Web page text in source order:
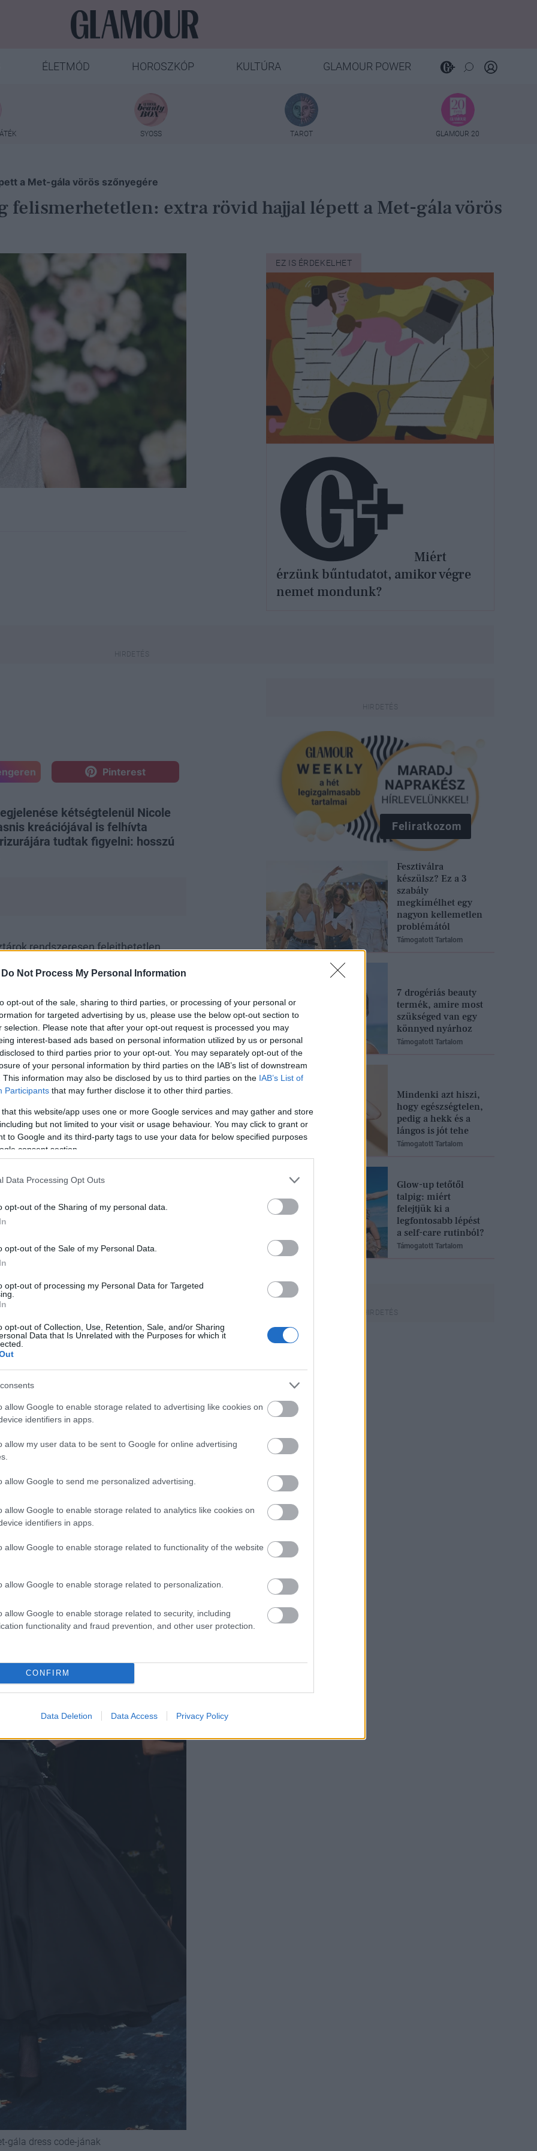
Do Not Process My Personal Information
opt-out of the sale, sharing to third parties, or processing of your personal or
for targeted advertising by us, please use the below opt-out section to
selection. Please note that after your opt-out request is processed you may
interest-based ads based on personal information utilized by us or personal
to third parties prior to your opt-out. You may separately opt-out of the
of your personal information by third parties on the IAB’s list of downstream
This information may also be disclosed by us to third parties on the IAB’s List of
Participants that may further disclose it to other third parties.
that this website/app uses one or more Google services and may gather and store
but not limited to your visit or usage behaviour. You may click to grant or
to Google and its third-party tags to use your data for below specified purposes
consent section.
Data Processing Opt Outs
opt-out of the Sharing of my personal data.
opt-out of the Sale of my Personal Data.
opt-out of processing my Personal Data for Targeted
opt-out of Collection, Use, Retention, Sale, and/or Sharing
Data that Is Unrelated with the Purposes for which it
allow Google to enable storage related to advertising like cookies on
identifiers in apps.
allow my user data to be sent to Google for online advertising
allow Google to send me personalized advertising.
allow Google to enable storage related to analytics like cookies on
identifiers in apps.
allow Google to enable storage related to functionality of the website
allow Google to enable storage related to personalization.
allow Google to enable storage related to security, including
functionality and fraud prevention, and other user protection.
CONFIRM
Data Deletion Data Access Privacy Policy
ÉLETMÓD HOROSZKÓP KULTÚRA GLAMOUR POWER
SYOSS TAROT GLAMOUR 20
a Met-gála vörös szőnyegére
extra rövid hajjal lépett a Met-gála vörös
EZ IS ÉRDEKELHET
Miért
érzünk bűntudatot, amikor végre
nemet mondunk?
Pinterest
kétségtelenül Nicole
kreációjával is felhívta
tudtak figyelni: hosszú
rendszeresen felejthetetlen
szőke fürtökkel pózolt a
pixie fazonnal hódított.
nem véletlen, hogy a színésznő a
a dandyzmushoz köré épült, ami
eleganciát, vagányságot, különleges
nélküli, masnis Balenciaga
gála dress code-jának
Feliratkozom
Fesztiválra
készülsz? Ez a 3
szabály
megkímélhet egy
nagyon kellemetlen
problémától
Támogatott Tartalom
7 drogériás beauty
termék, amire most
szükséged van egy
könnyed nyárhoz
Támogatott Tartalom
Mindenki azt hiszi,
hogy egészségtelen,
pedig a hekk és a
lángos is jót tehe
Támogatott Tartalom
Glow-up tetőtől
talpig: miért
felejtjük ki a
legfontosabb lépést
a self-care rutinból?
Támogatott Tartalom